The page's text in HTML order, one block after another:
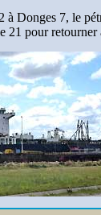
à Donges 7, le
21 pour